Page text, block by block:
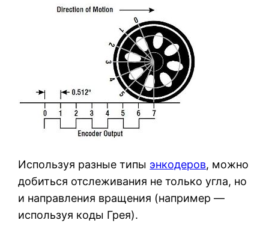
Используя разные типы энкодеров, можно
добиться отслеживания не только угла, но
и направления вращения (например —
используя коды Грея).